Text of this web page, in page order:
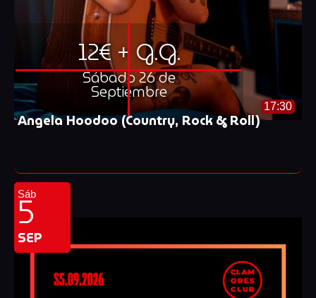
12€ + G.G.
Sábado 26 de
Septiembre
17:30
Angela Hoodoo (Country, Rock & Roll)
Sáb
5
SEP